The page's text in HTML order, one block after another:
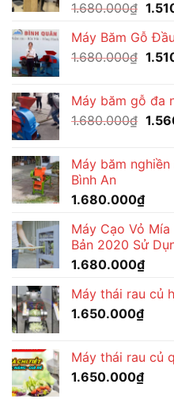
1.680.000₫ Giá
là:
Máy Băm Gỗ
1.680.000₫ Giá
Máy băm gỗ đa
1.680.000₫ Giá
Máy băm
Bình An
1.680.000₫
Máy Cạo Vỏ
Bản 2020 Sử
1.680.000₫
Máy thái rau củ
1.650.000₫
Máy thái rau củ
1.650.000₫